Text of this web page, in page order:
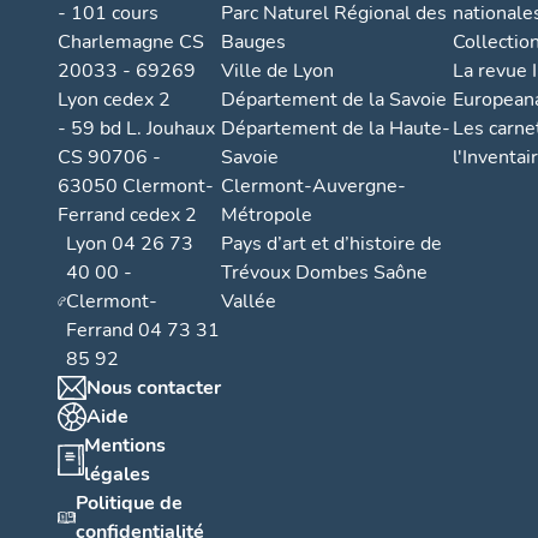
- 101 cours
Charlemagne CS
20033 - 69269
Lyon cedex 2
- 59 bd L. Jouhaux
CS 90706 -
63050 Clermont-
Ferrand cedex 2
Lyon 04 26 73
40 00 -
Clermont-
Ferrand 04 73 31
85 92
Nous contacter
Aide
Mentions
légales
Politique de
confidentialité
Parc Naturel Régional des
Bauges
Ville de Lyon
Département de la Savoie
Département de la Haute-
Savoie
Clermont-Auvergne-
Métropole
Pays d’art et d’histoire de
Trévoux Dombes Saône
Vallée
La revue
Les